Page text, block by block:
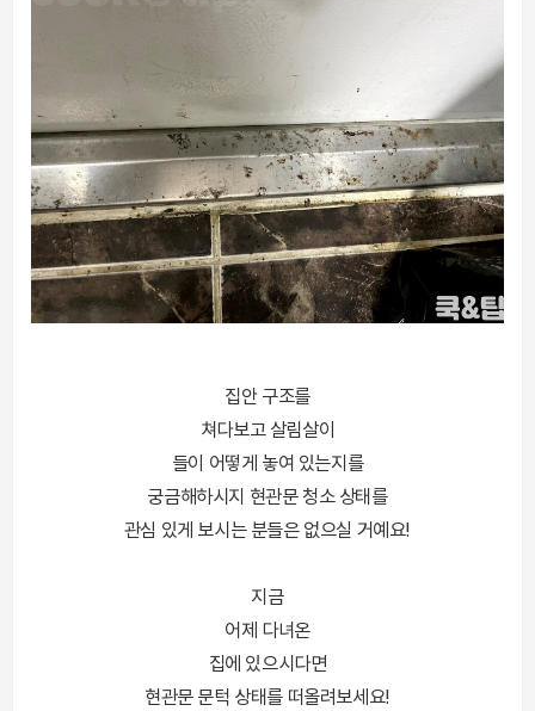
집안 구조를
쳐다보고 살림살이
들이 어떻게 놓여 있는지를
궁금해하시지 현관문 청소 상태를
관심 있게 보시는 분들은 없으실 거예요!
지금
어제 다녀온
집에 있으시다면
현관문 문턱 상태를 떠올려보세요!